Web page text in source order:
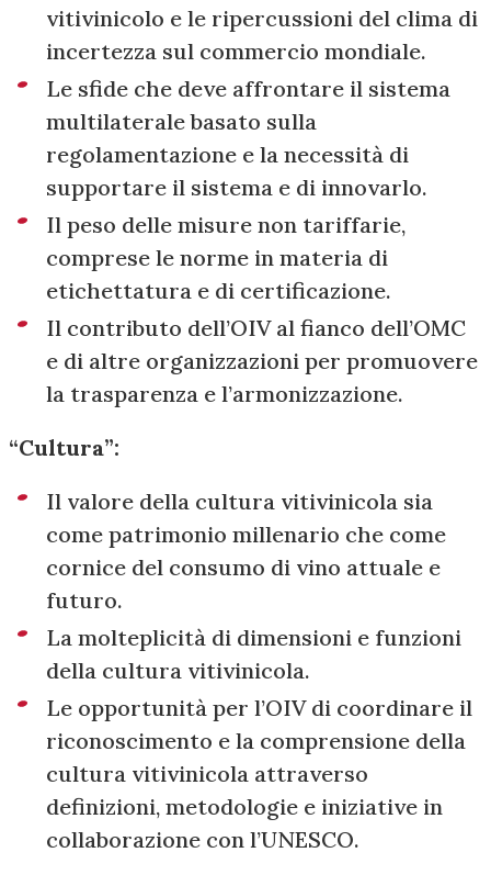
vitivinicolo e le ripercussioni del clima di
incertezza sul commercio mondiale.
Le sfide che deve affrontare il sistema
multilaterale basato sulla
regolamentazione e la necessità di
supportare il sistema e di innovarlo.
Il peso delle misure non tariffarie,
comprese le norme in materia di
etichettatura e di certificazione.
Il contributo dell’OIV al fianco dell’OMC
e di altre organizzazioni per promuovere
la trasparenza e l’armonizzazione.
“Cultura”:
Il valore della cultura vitivinicola sia
come patrimonio millenario che come
cornice del consumo di vino attuale e
futuro.
La molteplicità di dimensioni e funzioni
della cultura vitivinicola.
Le opportunità per l’OIV di coordinare il
riconoscimento e la comprensione della
cultura vitivinicola attraverso
definizioni, metodologie e iniziative in
collaborazione con l’UNESCO.